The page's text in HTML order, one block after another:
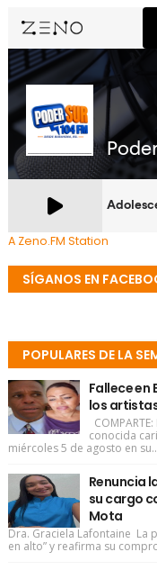
A Zeno.FM Station
SÍGANOS EN
POPULARES DE LA
Fallece en
los
conocida
miércoles 5 de agosto en
Renuncia
su cargo
Mota
Dra. Graciela Lafontaine La
en alto” y reafirma su